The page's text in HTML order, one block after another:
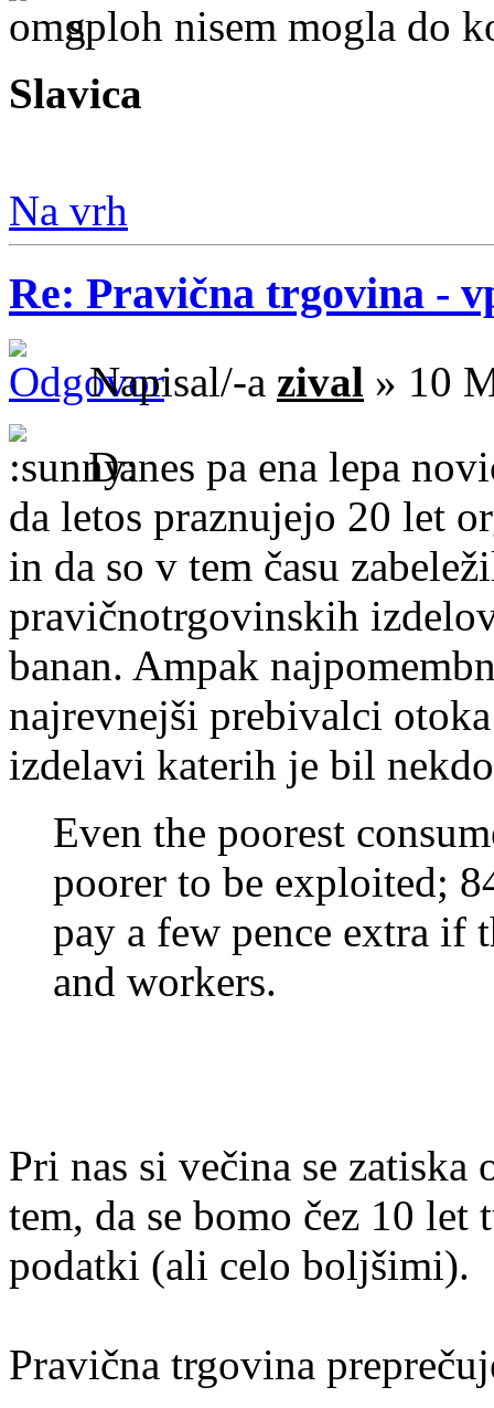
sploh nisem mogla do
Slavica
Na vrh
Re: Pravična trgovina -
Napisal/-a zival » 10
Danes pa ena lepa
da letos praznujejo 20 let
in da so v tem času
pravičnotrgovinskih
banan. Ampak
najrevnejši prebivalci
izdelavi katerih je bil
Even the poorest
poorer to be exploited;
pay a few pence extra if
and workers.
Pri nas si večina se zatiska
tem, da se bomo čez 10
podatki (ali celo boljšimi).
Pravična trgovina